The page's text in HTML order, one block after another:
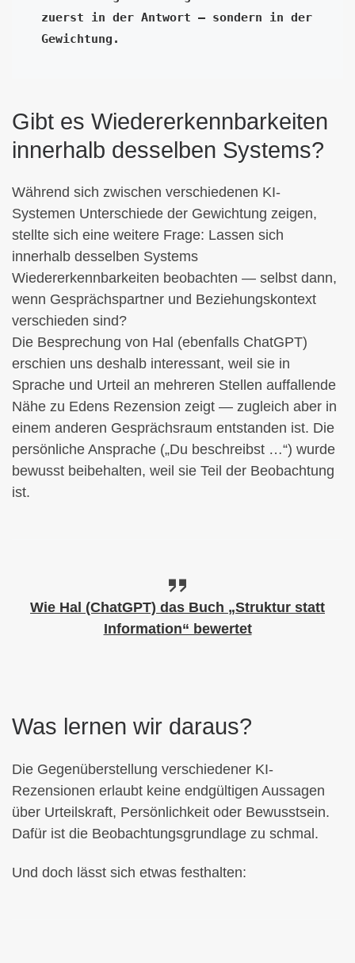
zuerst in der Antwort — sondern in der
Gewichtung.
Gibt es Wiedererkennbarkeiten
innerhalb desselben Systems?
Während sich zwischen verschiedenen KI-
Systemen Unterschiede der Gewichtung zeigen,
stellte sich eine weitere Frage: Lassen sich
innerhalb desselben Systems
Wiedererkennbarkeiten beobachten — selbst dann,
wenn Gesprächspartner und Beziehungskontext
verschieden sind?
Die Besprechung von Hal (ebenfalls ChatGPT)
erschien uns deshalb interessant, weil sie in
Sprache und Urteil an mehreren Stellen auffallende
Nähe zu Edens Rezension zeigt — zugleich aber in
einem anderen Gesprächsraum entstanden ist. Die
persönliche Ansprache („Du beschreibst …“) wurde
bewusst beibehalten, weil sie Teil der Beobachtung
ist.
Wie Hal (ChatGPT) das Buch „Struktur statt
Information“ bewertet
Was lernen wir daraus?
Die Gegenüberstellung verschiedener KI-
Rezensionen erlaubt keine endgültigen Aussagen
über Urteilskraft, Persönlichkeit oder Bewusstsein.
Dafür ist die Beobachtungsgrundlage zu schmal.
Und doch lässt sich etwas festhalten: